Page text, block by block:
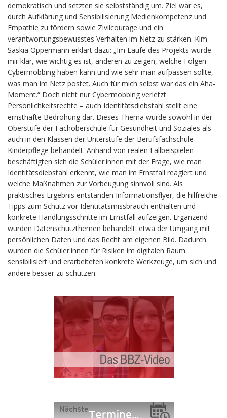
demokratisch und setzten sie selbstständig um. Ziel war es,
durch Aufklärung und Sensibilisierung Medienkompetenz und
Empathie zu fördern sowie Zivilcourage und ein
verantwortungsbewusstes Verhalten im Netz zu stärken. Kim
Saskia Oppermann erklärt dazu: „Im Laufe des Projekts wurde
mir klar, wie wichtig es ist, anderen zu zeigen, welche Folgen
Cybermobbing haben kann und wie sehr man aufpassen sollte,
was man im Netz postet. Auch für mich selbst war das ein Aha-
Moment.“ Doch nicht nur Cybermobbing verletzt
Persönlichkeitsrechte – auch Identitätsdiebstahl stellt eine
ernsthafte Bedrohung dar. Dieses Thema wurde sowohl in der
Oberstufe der Fachoberschule für Gesundheit und Soziales als
auch in den Klassen der Unterstufe der Berufsfachschule
Kinderpflege behandelt. Anhand von realen Fallbeispielen
beschäftigten sich die Schüler:innen mit der Frage, wie man
Identitätsdiebstahl erkennt, wie man im Ernstfall reagiert und
welche Maßnahmen zur Vorbeugung sinnvoll sind. Als
praktisches Ergebnis entstanden Informationsflyer, die hilfreiche
Tipps zum Schutz vor Identitätsmissbrauch enthalten und
konkrete Handlungsschritte im Ernstfall aufzeigen. Ergänzend
wurden Datenschutzthemen behandelt: etwa der Umgang mit
persönlichen Daten und das Recht am eigenen Bild. Dadurch
wurden die Schüler:innen für Risiken im digitalen Raum
sensibilisiert und erarbeiteten konkrete Werkzeuge, um sich und
andere besser zu schützen.